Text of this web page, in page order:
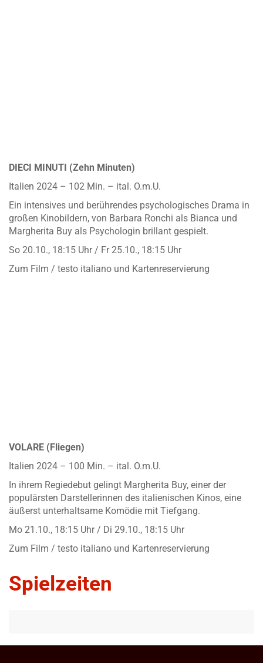
DIECI MINUTI (Zehn Minuten)
Italien 2024 – 102 Min. – ital. O.m.U.
Ein intensives und berührendes psychologisches Drama in
großen Kinobildern, von Barbara Ronchi als Bianca und
Margherita Buy als Psychologin brillant gespielt.
So 20.10., 18:15 Uhr / Fr 25.10., 18:15 Uhr
Zum Film / testo italiano und Kartenreservierung
VOLARE (Fliegen)
Italien 2024 – 100 Min. – ital. O.m.U.
In ihrem Regiedebut gelingt Margherita Buy, einer der
populärsten Darstellerinnen des italienischen Kinos, eine
äußerst unterhaltsame Komödie mit Tiefgang.
Mo 21.10., 18:15 Uhr / Di 29.10., 18:15 Uhr
Zum Film / testo italiano und Kartenreservierung
Spielzeiten